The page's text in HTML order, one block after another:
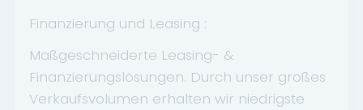
Finanzierung und Leasing :
Maßgeschneiderte Leasing- &
Finanzierungslösungen. Durch unser großes
Verkaufsvolumen erhalten wir niedrigste